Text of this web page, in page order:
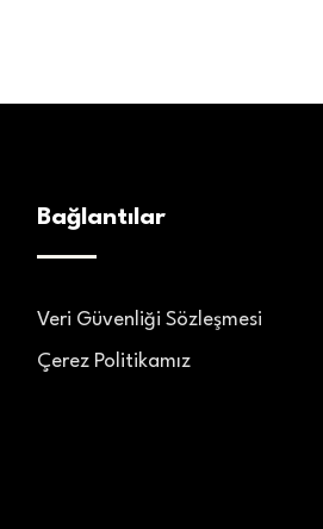
Bağlantılar
Veri Güvenliği Sözleşmesi
Çerez Politikamız